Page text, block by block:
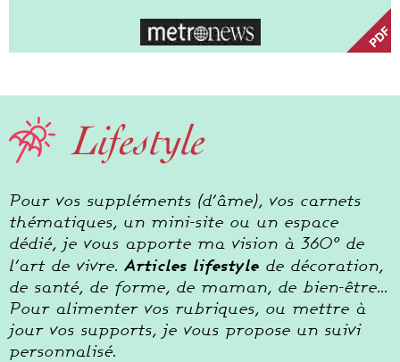
Lifestyle
Pour vos suppléments (d’âme), vos carnets
thématiques, un mini-site ou un espace
dédié, je vous apporte ma vision à 360° de
l’art de vivre. Articles lifestyle de décoration,
de santé, de forme, de maman, de bien-être…
Pour alimenter vos rubriques, ou mettre à
jour vos supports, je vous propose un suivi
personnalisé.